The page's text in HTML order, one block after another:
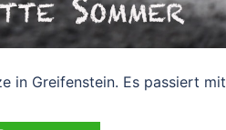
in Greifenstein. Es passiert mit